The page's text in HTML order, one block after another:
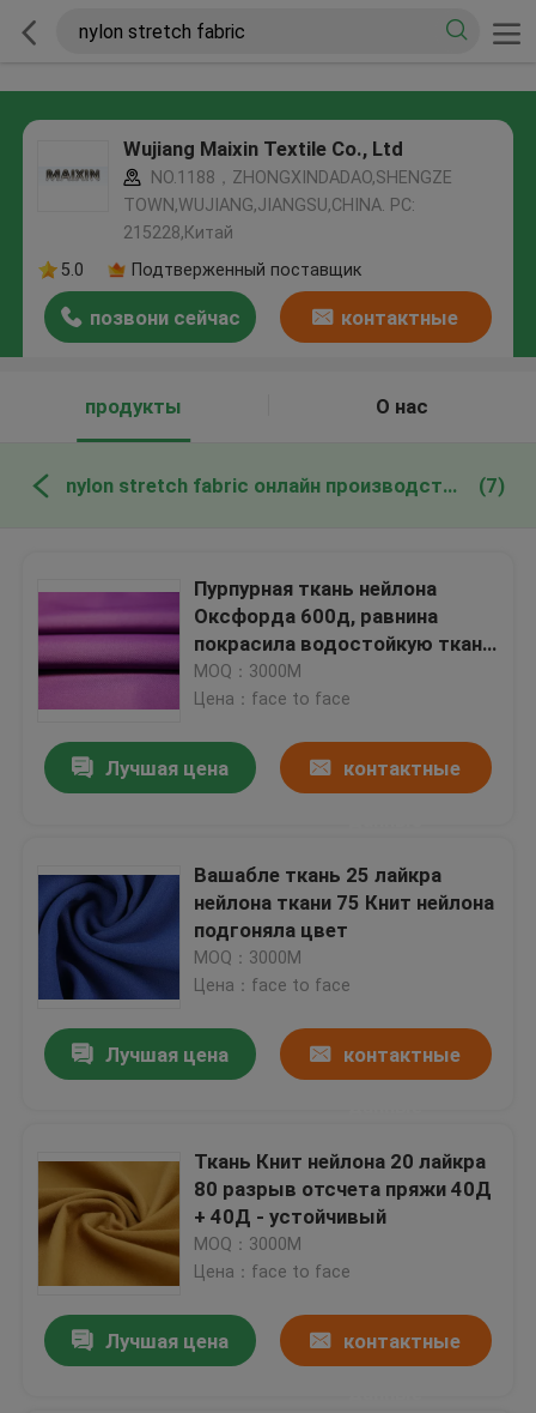
Wujiang Maixin Textile Co., Ltd
NO.1188，ZHONGXINDADAO,SHENGZE
TOWN,WUJIANG,JIANGSU,CHINA. PC:
215228,Китай
5.0
Подтверженный поставщик
позвони сейчас контактные
продукты
О нас
nylon stretch fabric онлайн производство (7)
Пурпурная ткань нейлона
Оксфорда 600д, равнина
покрасила водостойкую ткань
простирания нейлона
MOQ：3000М
Цена：face to face
Лучшая цена контактные
Вашабле ткань 25 лайкра
нейлона ткани 75 Книт нейлона
подгоняла цвет
MOQ：3000М
Цена：face to face
Лучшая цена контактные
Ткань Книт нейлона 20 лайкра
80 разрыв отсчета пряжи 40Д
+ 40Д - устойчивый
MOQ：3000М
Цена：face to face
Лучшая цена контактные